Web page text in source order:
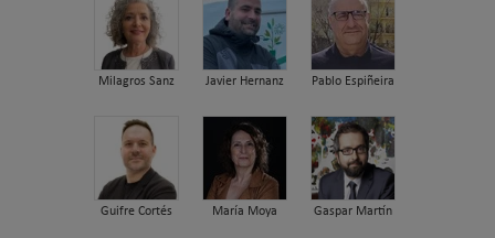
Milagros Sanz Javier Hernanz Pablo Espiñeira
Guifre Cortés María Moya Gaspar Martín